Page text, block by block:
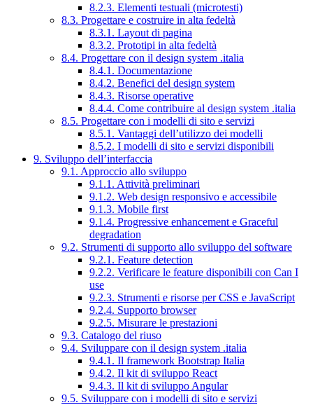
8.2.3. Elementi testuali (microtesti)
8.3. Progettare e costruire in alta fedeltà
8.3.1. Layout di pagina
8.3.2. Prototipi in alta fedeltà
8.4. Progettare con il design system .italia
8.4.1. Documentazione
8.4.2. Benefici del design system
8.4.3. Risorse operative
8.4.4. Come contribuire al design system .italia
8.5. Progettare con i modelli di sito e servizi
8.5.1. Vantaggi dell’utilizzo dei modelli
8.5.2. I modelli di sito e servizi disponibili
9. Sviluppo dell’interfaccia
9.1. Approccio allo sviluppo
9.1.1. Attività preliminari
9.1.2. Web design responsivo e accessibile
9.1.3. Mobile first
9.1.4. Progressive enhancement e Graceful
degradation
9.2. Strumenti di supporto allo sviluppo del software
9.2.1. Feature detection
9.2.2. Verificare le feature disponibili con Can I
use
9.2.3. Strumenti e risorse per CSS e JavaScript
9.2.4. Supporto browser
9.2.5. Misurare le prestazioni
9.3. Catalogo del riuso
9.4. Sviluppare con il design system .italia
9.4.1. Il framework Bootstrap Italia
9.4.2. Il kit di sviluppo React
9.4.3. Il kit di sviluppo Angular
9.5. Sviluppare con i modelli di sito e servizi